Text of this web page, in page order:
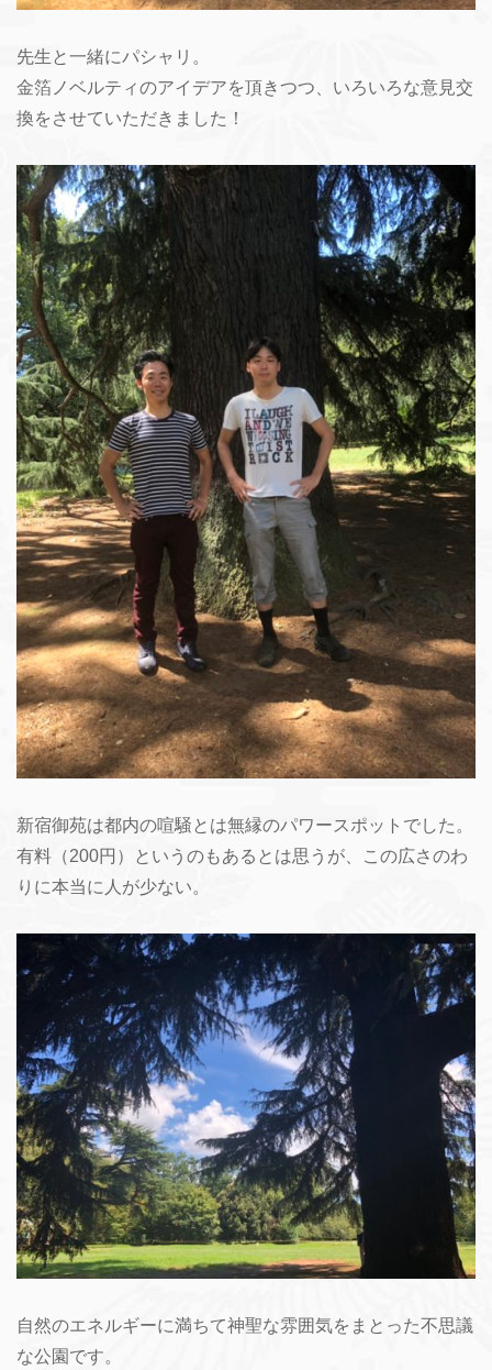
先生と一緒にパシャリ。
金箔ノベルティのアイデアを頂きつつ、いろいろな意見交
換をさせていただきました！
新宿御苑は都内の喧騒とは無縁のパワースポットでした。
有料（200円）というのもあるとは思うが、この広さのわ
りに本当に人が少ない。
自然のエネルギーに満ちて神聖な雰囲気をまとった不思議
な公園です。